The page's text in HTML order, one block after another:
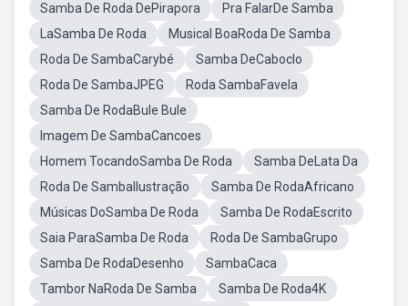
Samba De Roda DePirapora
Pra FalarDe Samba
LaSamba De Roda
Musical BoaRoda De Samba
Roda De SambaCarybé
Samba DeCaboclo
Roda De SambaJPEG
Roda SambaFavela
Samba De RodaBule Bule
Imagem De SambaCancoes
Homem TocandoSamba De Roda
Samba DeLata Da
Roda De SambaIlustração
Samba De RodaAfricano
Músicas DoSamba De Roda
Samba De RodaEscrito
Saia ParaSamba De Roda
Roda De SambaGrupo
Samba De RodaDesenho
SambaCaca
Tambor NaRoda De Samba
Samba De Roda4K